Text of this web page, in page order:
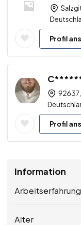
Profil
92637,
Profil
Information
Arbeitserfahrung
Alter